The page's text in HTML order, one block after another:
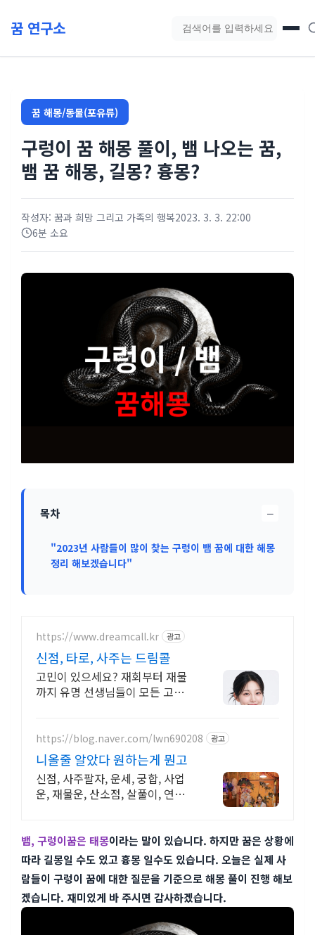
꿈 연구소 블로그 검색
꿈 해몽/동물(포유류)
구렁이 꿈 해몽 풀이, 뱀 나오는 꿈,
뱀 꿈 해몽, 길몽? 흉몽?
작성자: 꿈과 희망 그리고 가족의 행복2023. 3. 3. 22:00
6분 소요
목차 −
"2023년 사람들이 많이 찾는 구렁이 뱀 꿈에 대한 해몽
정리 해보겠습니다"
https://www.dreamcall.kr 광고
신점, 타로, 사주는 드림콜
고민이 있으세요? 재회부터 재물
까지 유명 선생님들이 모든 고민을
https://blog.naver.com/lwn690208 광고
니올줄 알았다 원하는게 뭔고
신점, 사주팔자, 운세, 궁합, 사업
운, 재물운, 산소점, 살풀이, 연애
뱀, 구렁이꿈은 태몽이라는 말이 있습니다. 하지만 꿈은 상황에
따라 길몽일 수도 있고 흉몽 일수도 있습니다. 오늘은 실제 사
람들이 구렁이 꿈에 대한 질문을 기준으로 해몽 풀이 진행 해보
겠습니다. 재미있게 바 주시면 감사하겠습니다.